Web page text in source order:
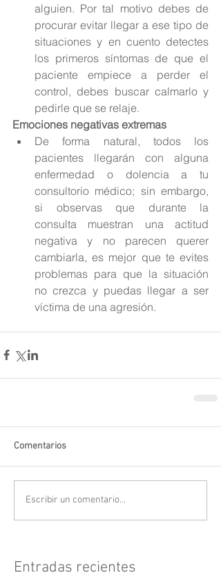
alguien. Por tal motivo debes de
procurar evitar llegar a ese tipo de
situaciones y en cuento detectes
los primeros síntomas de que el
paciente empiece a perder el
control, debes buscar calmarlo y
pedirle que se relaje.
Emociones negativas extremas
De forma natural, todos los
pacientes llegarán con alguna
enfermedad o dolencia a tu
consultorio médico; sin embargo,
si observas que durante la
consulta muestran una actitud
negativa y no parecen querer
cambiarla, es mejor que te evites
problemas para que la situación
no crezca y puedas llegar a ser
víctima de una agresión.
Comentarios
Escribir un comentario...
Entradas recientes